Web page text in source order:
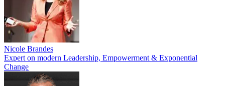
Nicole Brandes
Expert on modern Leadership, Empowerment & Exponential
Change